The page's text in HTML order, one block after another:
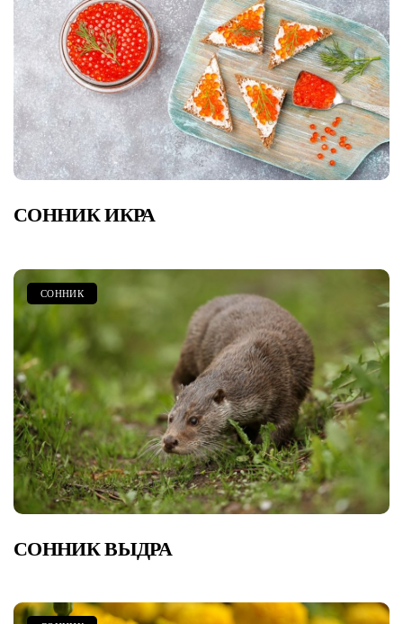
СОННИК ИКРА
СОННИК
СОННИК ВЫДРА